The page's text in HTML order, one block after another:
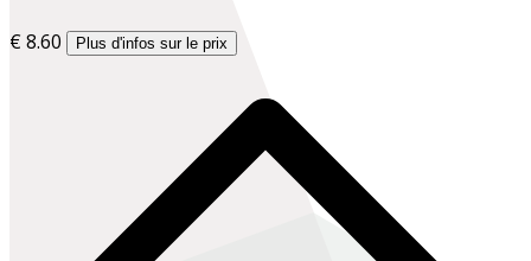
€ 8.60 Plus d'infos sur le prix